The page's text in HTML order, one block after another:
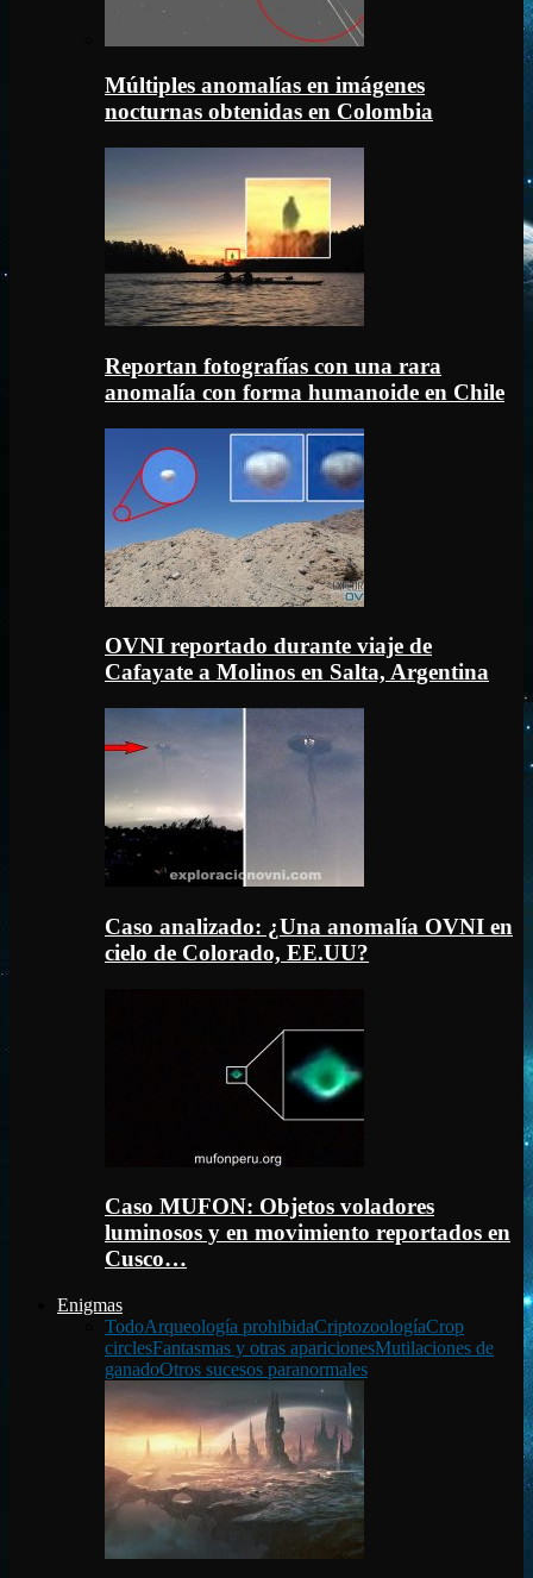
Múltiples anomalías en imágenes
nocturnas obtenidas en Colombia
Reportan fotografías con una rara
anomalía con forma humanoide en Chile
OVNI reportado durante viaje de
Cafayate a Molinos en Salta, Argentina
Caso analizado: ¿Una anomalía OVNI en
cielo de Colorado, EE.UU?
Caso MUFON: Objetos voladores
luminosos y en movimiento reportados en
Cusco…
Enigmas
TodoArqueología prohibidaCriptozoologíaCrop
circlesFantasmas y otras aparicionesMutilaciones de
ganadoOtros sucesos paranormales